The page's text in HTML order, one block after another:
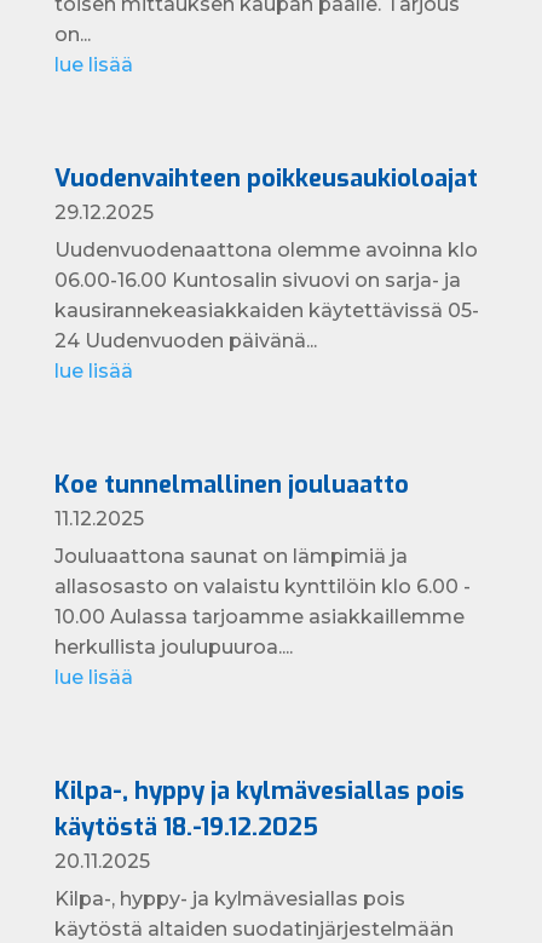
on...
lue lisää
Vuodenvaihteen poikkeusaukioloajat
29.12.2025
Uudenvuodenaattona olemme avoinna klo
06.00-16.00 Kuntosalin sivuovi on sarja- ja
kausirannekeasiakkaiden käytettävissä 05-
24 Uudenvuoden päivänä...
lue lisää
Koe tunnelmallinen jouluaatto
11.12.2025
Jouluaattona saunat on lämpimiä ja
allasosasto on valaistu kynttilöin klo 6.00 -
10.00 Aulassa tarjoamme asiakkaillemme
herkullista joulupuuroa....
lue lisää
Kilpa-, hyppy ja kylmävesiallas pois
käytöstä 18.-19.12.2025
20.11.2025
Kilpa-, hyppy- ja kylmävesiallas pois
käytöstä altaiden suodatinjärjestelmään